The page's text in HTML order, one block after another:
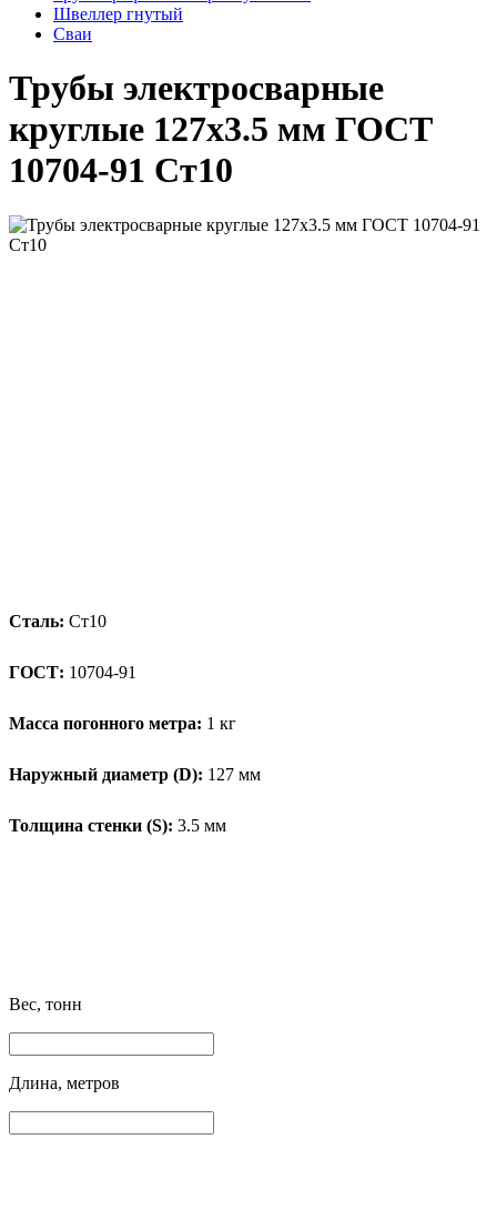
Швеллер гнутый
Сваи
Трубы электросварные
круглые 127x3.5 мм ГОСТ
10704-91 Ст10
Сталь: Ст10
ГОСТ: 10704-91
Масса погонного метра: 1 кг
Наружный диаметр (D): 127 мм
Толщина стенки (S): 3.5 мм
Вес, тонн
Длина, метров